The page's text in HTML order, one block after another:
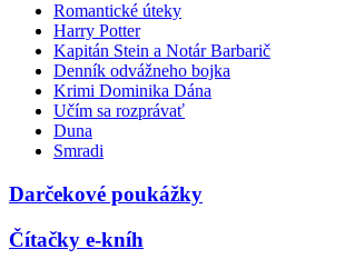
Romantické úteky
Harry Potter
Kapitán Stein a Notár Barbarič
Denník odvážneho bojka
Krimi Dominika Dána
Učím sa rozprávať
Duna
Smradi
Darčekové poukážky
Čítačky e-kníh